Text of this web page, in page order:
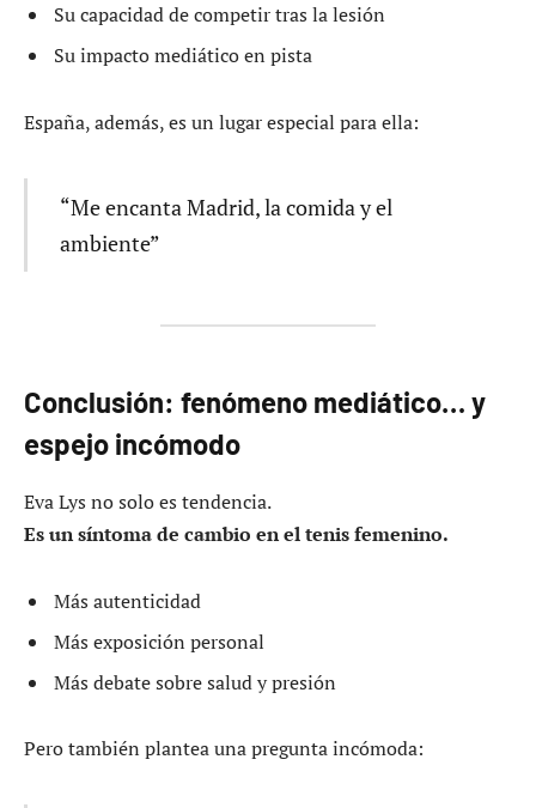
Su capacidad de competir tras la lesión
Su impacto mediático en pista
España, además, es un lugar especial para ella:
“Me encanta Madrid, la comida y el
ambiente”
Conclusión: fenómeno mediático… y
espejo incómodo
Eva Lys no solo es tendencia.
Es un síntoma de cambio en el tenis femenino.
Más autenticidad
Más exposición personal
Más debate sobre salud y presión
Pero también plantea una pregunta incómoda: